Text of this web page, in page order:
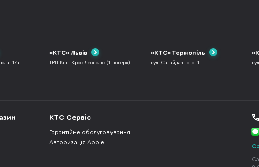
17а
«КТС» Львів
ТРЦ Кінг Крос Леополіс (1 поверх)
«КТС» Тернопіль
вул. Сагайдачного, 1
КТС Сервіс
Гарантійне обслуговування
Авторизація Apple